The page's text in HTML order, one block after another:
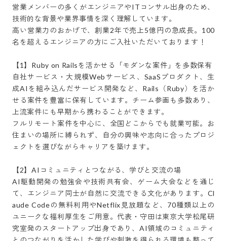
営業メンバーの多くがエンジニアやITコンサル出身のため、
技術的な背景や業界事情を深く理解しています。
高い営業力のおかげで、創業2年で売上5億円の急成長。100
名を超えるエンジニアの方にご入社いただいております！
【1】Ruby on Railsを活かせる「モダンな案件」を多数保有
自社サービス・大規模Webサービス、SaaSプロダクト、生
成AIを組み込んだサービス開発など、Rails（Ruby）を活か
せる案件を豊富に保有しています。チーム参画も多数あり、
上流案件にも早期から携わることができます。
フルリモート案件を中心に、全国どこからでも就業可能。お
住まいの場所に縛られず、自分の興味や志向に合ったプロジ
ェクトを選びながらキャリアを築けます。
【2】AIコミュニティとつながる、学びと交流の場
AI駆動開発の勉強会や技術共有会、ゲーム大会などを通じ
て、エンジニア同士が自然に交流できる文化があります。Cl
aude Codeの無料利用やNetflix見放題など、70種類以上の
ユニークな福利厚生をご用意。代表・守田は東京大学松尾研
究室発のスタートアップ出身であり、AI領域のコミュニティ